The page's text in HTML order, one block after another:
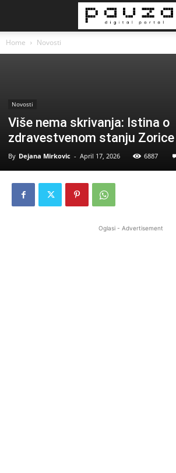
Home Novosti
Novosti
Više nema skrivanja: Istina o
zdravestvenom stanju
By Dejana Mirkovic - April 17, 2026 6887
Oglasi - Advertisement